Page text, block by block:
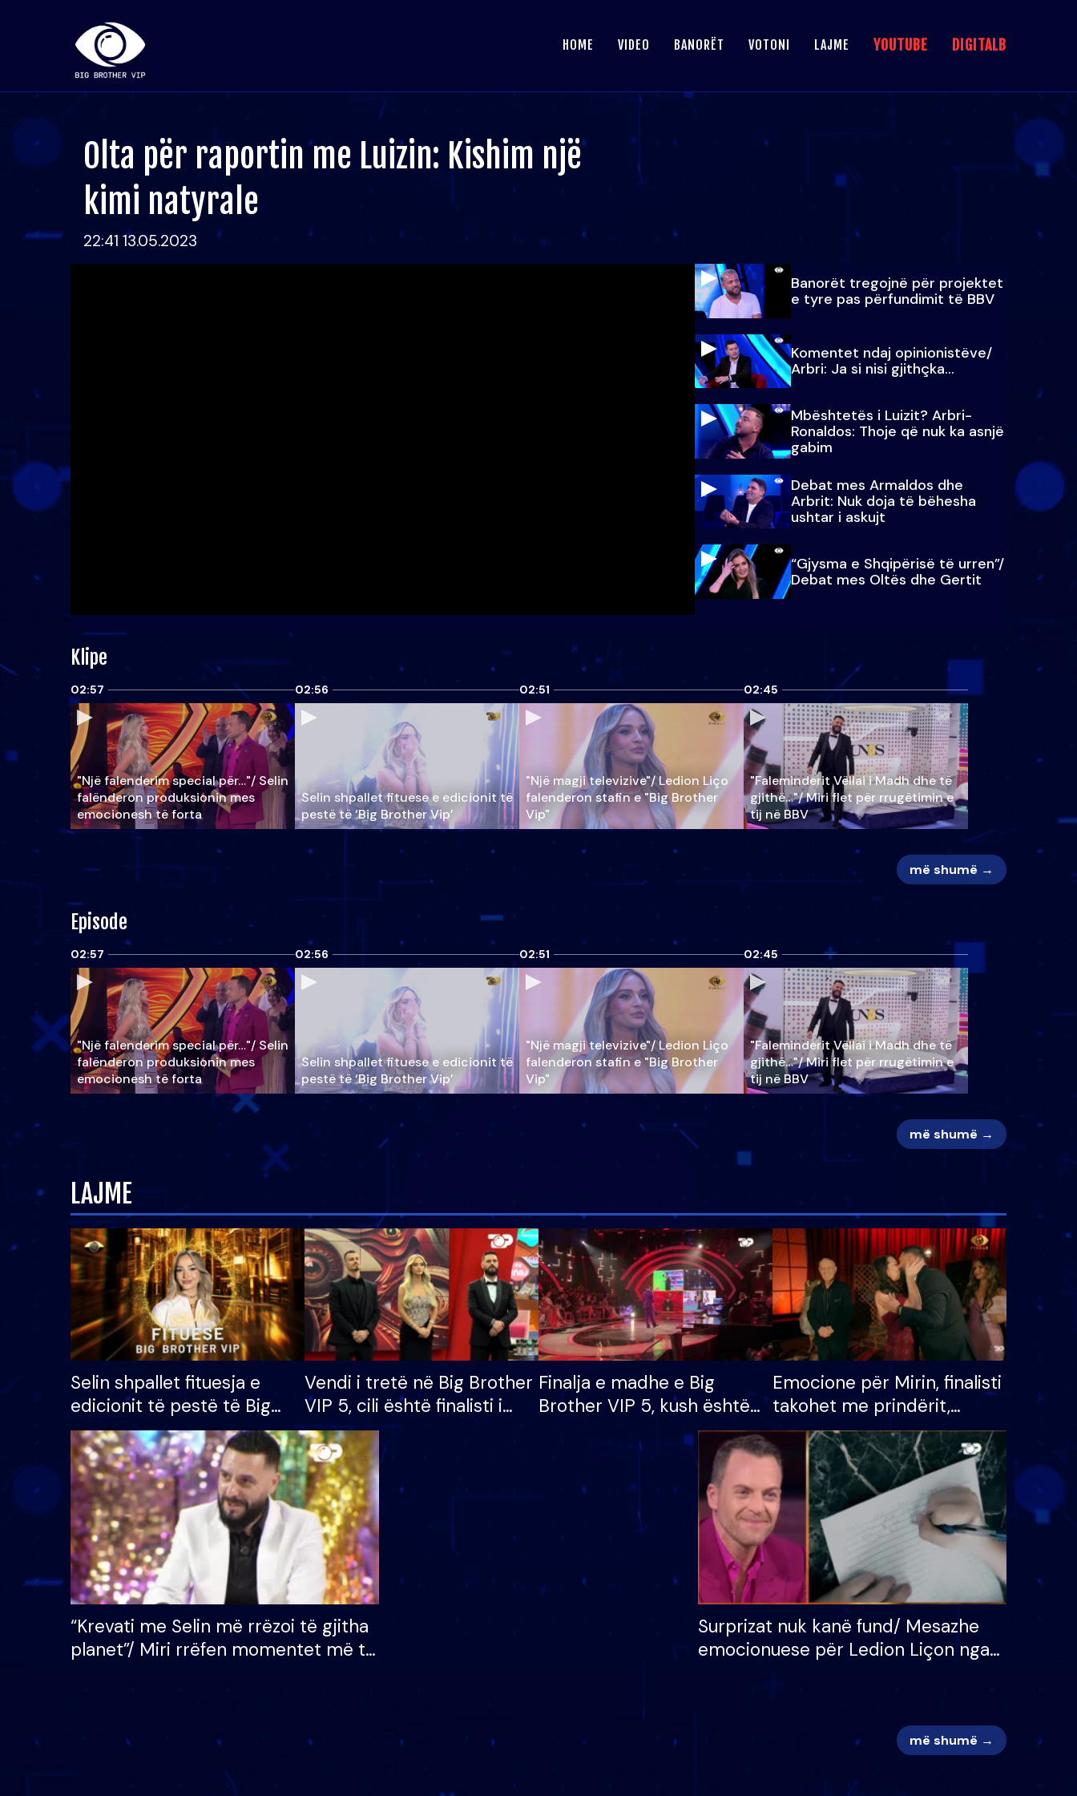
HOME VIDEO BANORËT VOTONI LAJME YOUTUBE DIGITALB
Olta për raportin me Luizin: Kishim një
kimi natyrale
22:41 13.05.2023
Banorët tregojnë për projektet
e tyre pas përfundimit të BBV
Komentet ndaj opinionistëve/
Arbri: Ja si nisi gjithçka…
Mbështetës i Luizit? Arbri-
Ronaldos: Thoje që nuk ka asnjë
gabim
Debat mes Armaldos dhe
Arbrit: Nuk doja të bëhesha
ushtar i askujt
“Gjysma e Shqipërisë të urren”/
Debat mes Oltës dhe Gertit
Klipe
02:57
"Një falenderim special për…"/ Selin
falënderon produksionin mes
emocionesh të forta
02:56
Selin shpallet fituese e edicionit të
pestë të ‘Big Brother Vip’
02:51
"Një magji televizive"/ Ledion Liço
falenderon stafin e "Big Brother
Vip"
02:45
"Faleminderit Vëllai i Madh dhe të
gjithë…"/ Miri flet për rrugëtimin e
tij në BBV
më shumë →
Episode
02:57
"Një falenderim special për…"/ Selin
falënderon produksionin mes
emocionesh të forta
02:56
Selin shpallet fituese e edicionit të
pestë të ‘Big Brother Vip’
02:51
"Një magji televizive"/ Ledion Liço
falenderon stafin e "Big Brother
Vip"
02:45
"Faleminderit Vëllai i Madh dhe të
gjithë…"/ Miri flet për rrugëtimin e
tij në BBV
më shumë →
LAJME
Selin shpallet fituesja e
edicionit të pestë të Big
Brother VIP, rrëmben
çmimin e madh prej 100
mijë eurosh
Vendi i tretë në Big Brother
VIP 5, cili është finalisti i
radhës që lë shtëpinë
Finalja e madhe e Big
Brother VIP 5, kush është
banori i parë që lë shtëpinë
dhe humb mundësinë për
të fituar çmimin e madh
Emocione për Mirin, finalisti
takohet me prindërit,
vajzën dhe bashkëshorten:
S’kemi ndonjë letër divorci
apo jo?
“Krevati me Selin më rrëzoi të gjitha
planet”/ Miri rrëfen momentet më të
mungojë zilja e mëngjesit kur…
Surprizat nuk kanë fund/ Mesazhe
emocionuese për Ledion Liçon nga
më shumë →